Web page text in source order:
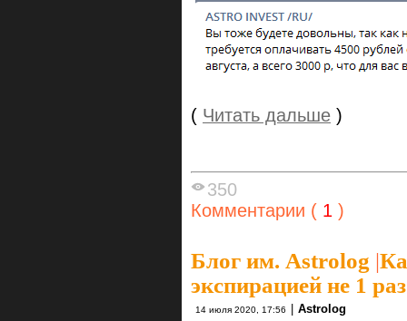
( Читать дальше )
350
Комментарии ( 1 )
Блог им. Astrolog |
экcпирацией не 1
14 июля 2020, 17:56 Astrolog